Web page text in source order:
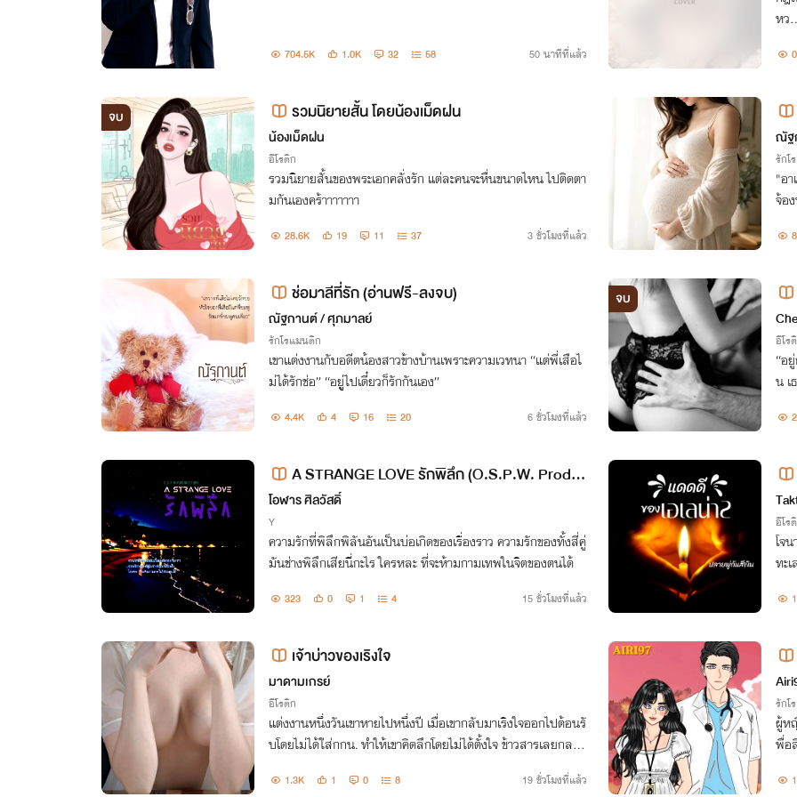
704.5K 1.0K 32 58 50 นาทีที่แล้ว
หว
0
จบ รวมนิยายสั้น โดยน้องเม็ดฝน
น้องเม็ดฝน
อีโรติก
รวมนิยายสั้นของพระเอกคลั่งรัก แต่ละคนจะหื่นขนาดไหน ไปติดตา
มกันเองคร้าาาาาาา
28.6K 19 11 37 3 ชั่วโมงที่แล้ว
ณัฐ
รักโ
"อ
จ้อ
าส
ช่อมาลีที่รัก (อ่านฟรี-ลงจบ)
ณัฐกานต์ / ศุภมาลย์
รักโรแมนติก
เขาแต่งงานกับอดีตน้องสาวข้างบ้านเพราะความเวทนา “แต่พี่เสือไ
ม่ได้รักช่อ” “อยูู่ไปเดี๋ยวก็รักกันเอง”
4.4K 4 16 20 6 ชั่วโมงที่แล้ว
จบ
อีโร
“อ
น เ
A STRANGE LOVE รักพิลึก (O.S.P.W. Produc
tions เขียน)
โอฬาร​ ศิลวัสดิ์
Y
ความรักที่พิลึกพิลันอันเป็นบ่อเกิดของเรื่องราว ความรักของทั้งสี่คู่
มันช่างพิลึกเสียนี่กะไร ใครหละ ที่จะห้ามกามเทพในจิตของตนได้
323 0 1 4 15 ชั่วโมงที่แล้ว
อีโร
โจ
ทะเล
ว้ที่
เจ้าบ่าวของเริงใจ
มาดามเกรย์
อีโรติก
แต่งงานหนึ่งวันเขาหายไปหนึ่งปี เมื่อเขากลับมาเริงใจออกไปต้อนรั
บโดยไม่ได้ใ่ส่กกน. ทำให้เขาคิดลึกโดยไม่ได้ตั้งใจ ข้าวสารเลยกลายเ
1.3K 1 0 8 19 ชั่วโมงที่แล้ว
รักโ
ผู้ห
พื่อ